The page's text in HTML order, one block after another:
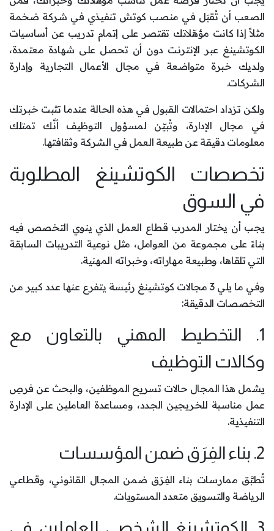
الصعب أن تُقبَل في منصب كوتش تنفيذي في شركة ضخمة
مثلاً إذا كانت مؤهّلاتك تقتصر على إتمام تدريب عن أساسيات
الكوتشينغ عبر الإنترنت دون أن تحصل على شهادة معتمدة،
ولديك خبرة متواضعة في مجال الأعمال التجارية وإدارة
الشركات.
ولكن تزداد احتمالات القبول في هذه الحالة عندما تثبت خبرتك
في مجال الإدارة، وتُبيّن لمسؤول التوظيف أنَّك تمتلك
معلومات دقيقة عن طبيعة العمل في الشركة وثقافتها.
تخصصات الكوتشينغ المطلوبة
في السوق
يجب أن يختار المدرب قطاع العمل الذي ينوي التخصص فيه
بناءً على مجموعة من العوامل، مثل نوعية التدريبات السابقة
التي تلقاها، وطبيعة مهاراته، وخبراته المهنية.
وفي ما يلي 3 مجالات كوتشينغ رئيسة يتفرع عنها عدد كبير من
التخصصات الدقيقة:
1. التخطيط المهني بالتعاون مع
وكالات التوظيف
يشمل هذا المجال حالات تسريح الموظفين، والبحث عن فرصِ
عمل مناسبة للخريجين الجدد، ومساعدة العاملين على الإدارة
التنفيذية.
2. بناء الفِرَق ضمن المؤسسات
تُطبَّق ممارسات بناء الفِرَق ضمن المجال القانوني، وقطاعي
الرياضة والتسويق متعدد المستويات.